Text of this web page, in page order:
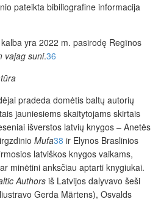
pateikta bibiliografine informacija
yra 2022 m. pasirodę Regīnos
vajag suni.36
pradeda domėtis baltų autorių
jauniesiems skaitytojams skirtais
išverstos latvių knygos – Anetės
Mufa38 ir Elynos Braslinios
latviškos knygos vaikams,
minėtini anksčiau aptarti knygiukai.
Authors iš Latvijos dalyvavo šeši
Gerda Märtens), Osvalds